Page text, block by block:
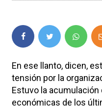
En ese llanto, dicen,
tensión por la
Estuvo la
económicas de los